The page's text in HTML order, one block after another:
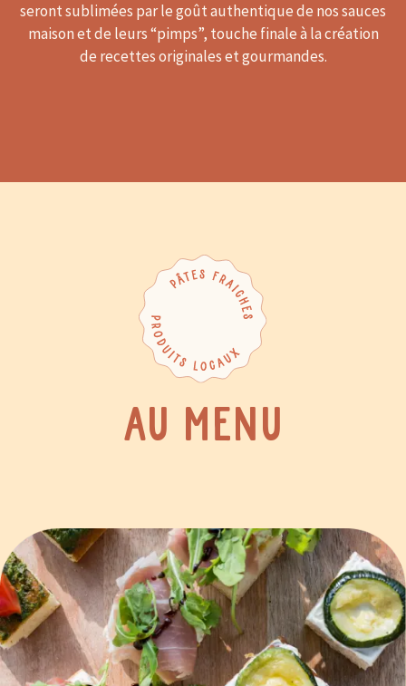
seront sublimées par le goût authentique de nos sauces
maison et de leurs “pimps”, touche finale à la création
de recettes originales et gourmandes.
Au menu